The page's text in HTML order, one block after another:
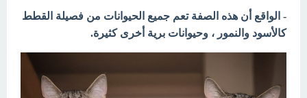
- الواقع أن هذه الصفة تعم جميع الحيوانات من فصيلة القطط
كالأسود والنمور ، وحيوانات برية أخرى كثيرة.